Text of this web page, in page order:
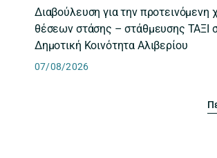
Διαβούλευση για την προτεινόμενη
θέσεων στάσης – στάθμευσης ΤΑΞΙ
Δημοτική Κοινότητα Αλιβερίου
07/08/2026